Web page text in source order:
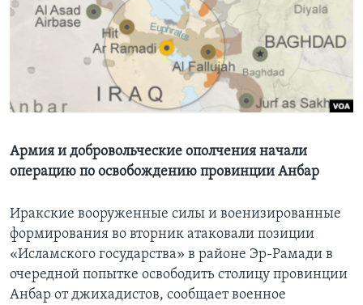
Learning English
СОЦИАЛЬНЫЕ СЕТИ
Языки
Армия и добровольческие ополчения начали
операцию по освобождению провинции Анбар
Иракские вооруженные силы и военизированные
формирования во вторник атаковали позиции
«Исламского государства» в районе Эр-Рамади в
очередной попытке освободить столицу провинции
Анбар от джихадистов, сообщает военное